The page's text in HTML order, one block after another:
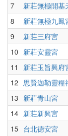
7
新莊無極開基
8
新莊無極九鳳
9
新莊三府宮
10 新莊安靈宮
11
新莊玉旨興府
12 思賢迦勒靈糧
13 新莊青山宮
14 新莊新興宮
15 台北德安宮